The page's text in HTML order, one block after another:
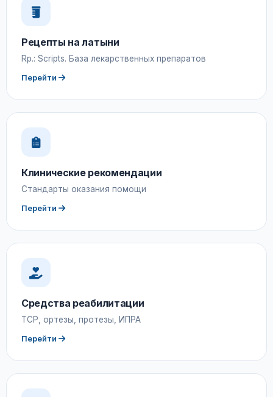
Рецепты на латыни
Rp.: Scripts. База лекарственных препаратов
Перейти
Клинические рекомендации
Стандарты оказания помощи
Перейти
Средства реабилитации
ТСР, ортезы, протезы, ИПРА
Перейти